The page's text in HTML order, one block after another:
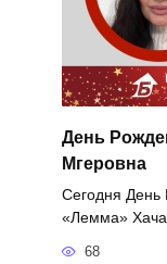
День
Мгеровна
Сегодня
«Лемма»
68